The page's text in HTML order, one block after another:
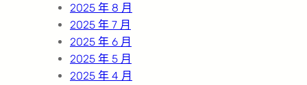
2025 年 8 月
2025 年 7 月
2025 年 6 月
2025 年 5 月
2025 年 4 月